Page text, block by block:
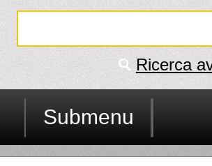
Ricerca
Submenu